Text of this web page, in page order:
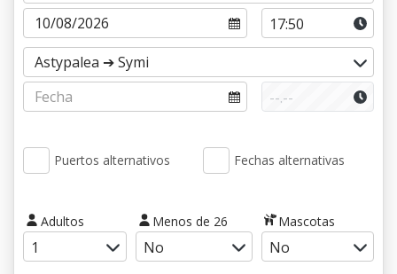
Puertos alternativos Fechas alternativas
Adultos Menos de 26 Mascotas